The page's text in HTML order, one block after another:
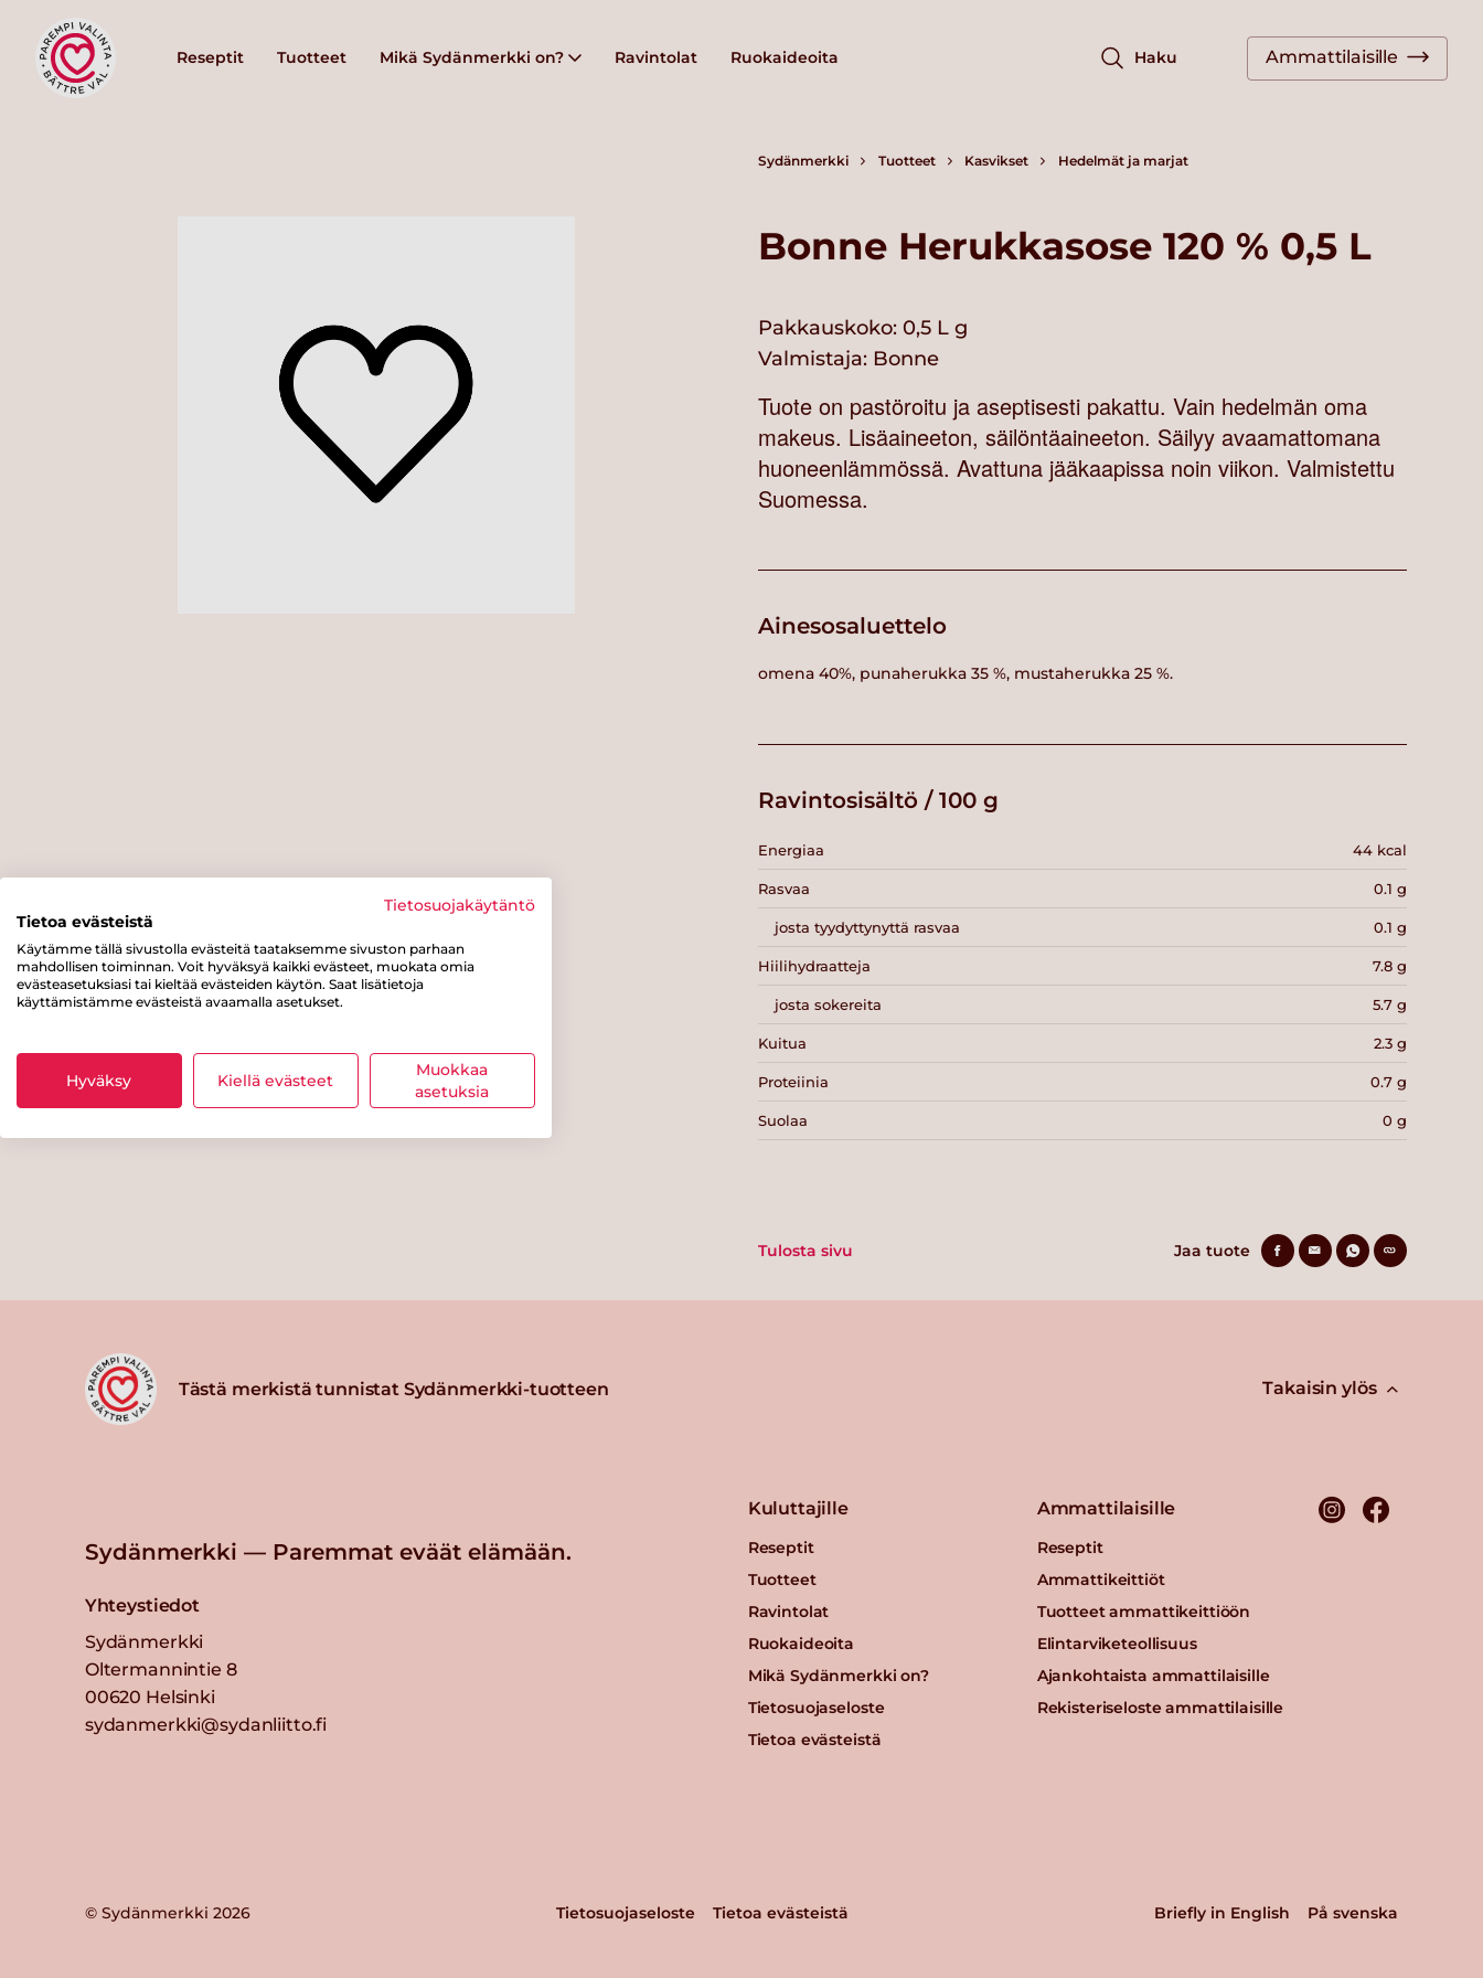
Reseptit Tuotteet Mikä Sydänmerkki on? Ravintolat Ruokaideoita Haku Ammattilaisille
Sydänmerkki Tuotteet Kasvikset Hedelmät ja marjat
Bonne Herukkasose 120 % 0,5 L
Pakkauskoko: 0,5 L g
Valmistaja: Bonne
Tuote on pastöroitu ja aseptisesti pakattu. Vain hedelmän oma
makeus. Lisäaineeton, säilöntäaineeton. Säilyy avaamattomana
huoneenlämmössä. Avattuna jääkaapissa noin viikon. Valmistettu
Suomessa.
Ainesosaluettelo
omena 40%, punaherukka 35 %, mustaherukka 25 %.
Ravintosisältö / 100 g
Energiaa 44 kcal
Rasvaa 0.1 g
josta tyydyttynyttä rasvaa 0.1 g
Hiilihydraatteja 7.8 g
josta sokereita 5.7 g
Kuitua 2.3 g
Proteiinia 0.7 g
Suolaa 0 g
Tulosta sivu Jaa tuote
Tästä merkistä tunnistat Sydänmerkki-tuotteen Takaisin ylös
Sydänmerkki — Paremmat eväät elämään.
Yhteystiedot
Sydänmerkki
Oltermannintie 8
00620 Helsinki
sydanmerkki@sydanliitto.fi
Kuluttajille
Reseptit
Tuotteet
Ravintolat
Ruokaideoita
Mikä Sydänmerkki on?
Tietosuojaseloste
Tietoa evästeistä
Ammattilaisille
Reseptit
Ammattikeittiöt
Tuotteet ammattikeittiöön
Elintarviketeollisuus
Ajankohtaista ammattilaisille
Rekisteriseloste ammattilaisille
© Sydänmerkki 2026 Tietosuojaseloste Tietoa evästeistä Briefly in English På svenska
Tietosuojakäytäntö
Tietoa evästeistä
Käytämme tällä sivustolla evästeitä taataksemme sivuston parhaan
mahdollisen toiminnan. Voit hyväksyä kaikki evästeet, muokata omia
evästeasetuksiasi tai kieltää evästeiden käytön. Saat lisätietoja
käyttämistämme evästeistä avaamalla asetukset.
Hyväksy Kiellä evästeet
Muokkaa
asetuksia